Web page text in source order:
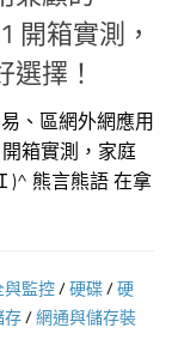
開箱實測，
選擇！
、區網外網應用
箱實測，家庭
)^ 熊言熊語 在拿
與監控/硬碟/硬
存/網通與儲存裝